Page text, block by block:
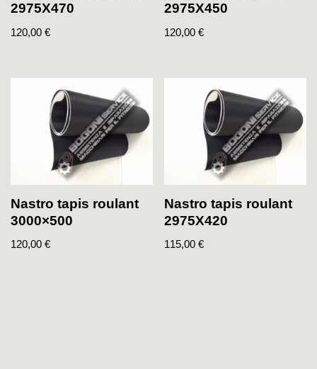
2975X470
120,00 €
2975X450
120,00€
Nastro tapis roulant
3000×500
120,00 €
Nastro tapis roulant
2975X420
115,00€